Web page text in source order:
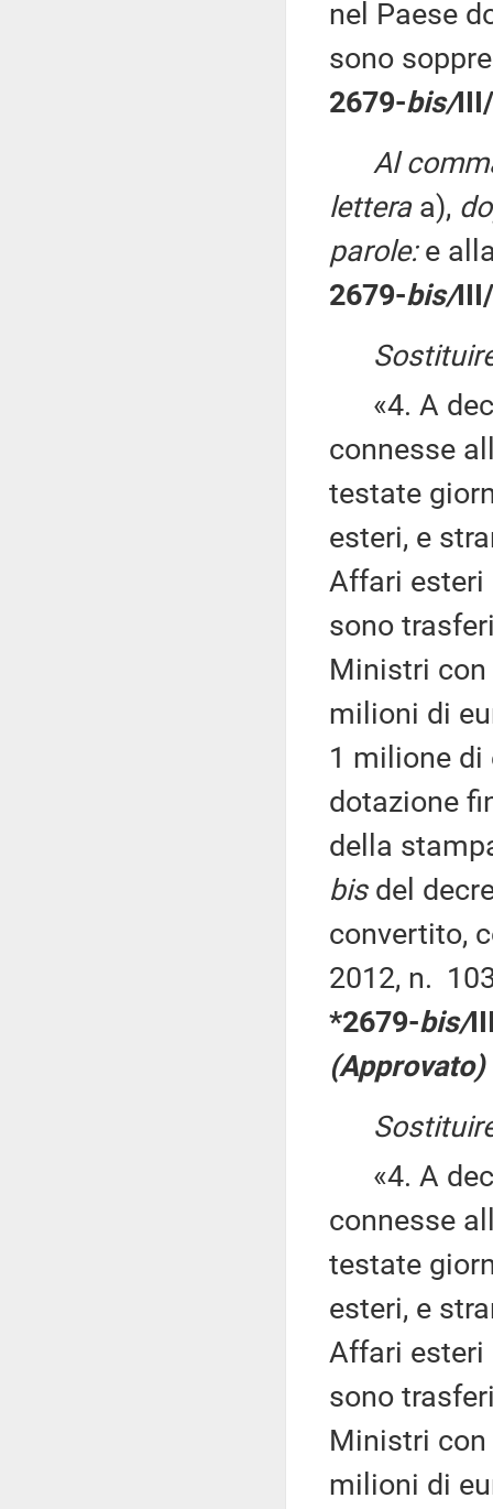
nel Paese
sono
2679-bis/
Al
lettera a),
parole:e
2679-bis/
«4. A
connesse
testate
esteri, e
Affari esteri
sono
Ministri
milioni di
1 milione di
dotazione
della
bisdel
convertito,
2012, n.
*2679-bis/
(Approvato)
«4. A
connesse
testate
esteri, e
Affari esteri
sono
Ministri
milioni di